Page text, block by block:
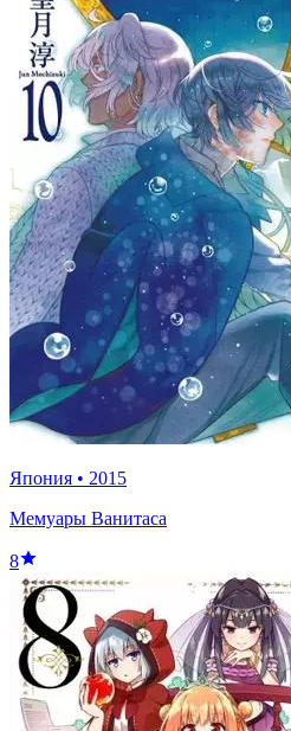
Япония • 2015
Мемуары Ванитаса
8